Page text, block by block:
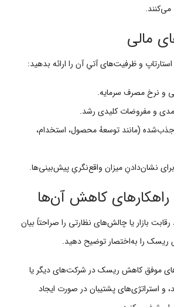
می‌کنند.
و ظرفیت‌های آتیِ آن را ارائه بدهید:
و نرخ مصرف سرمایه.
و مفروضات کلیدی رشد.
(مانند توسعهٔ محصول، استخدام،
نشان‌دادنِ میزان واقع‌نگریِ پیش‌بینی‌ها.
بازار یا چالش‌های نظارتی را صراحتاً بیان
ریسک را به‌اختصار توضیح دهید.
موفق کاهش ریسک در شرکت‌های دیگر یا
و استراتژی‌های پشتیبان در صورت ایجاد